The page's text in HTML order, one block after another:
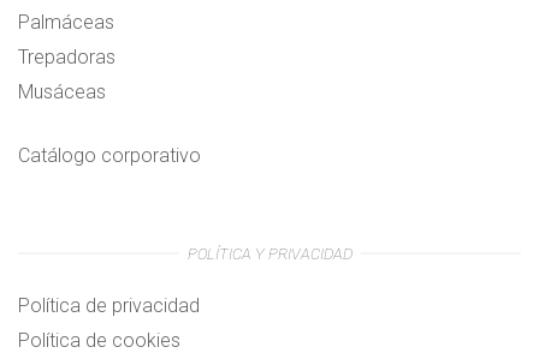
Palmáceas
Trepadoras
Musáceas
Catálogo corporativo
POLÍTICA Y PRIVACIDAD
Política de privacidad
Política de cookies